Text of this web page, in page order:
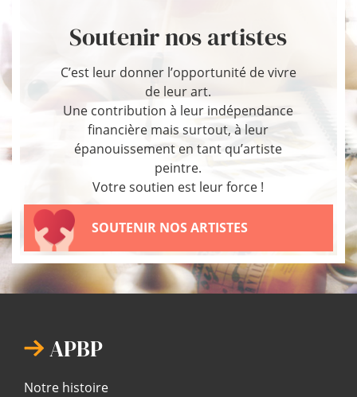
Soutenir nos artistes
C’est leur donner l’opportunité de vivre
de leur art.
Une contribution à leur indépendance
financière mais surtout, à leur
épanouissement en tant qu’artiste
peintre.
Votre soutien est leur force !
SOUTENIR NOS ARTISTES
APBP
Notre histoire